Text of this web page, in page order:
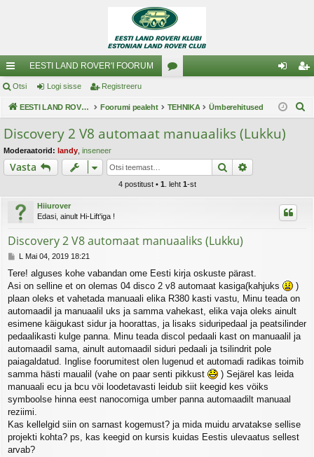
iirl
in
gi
d
EESTI LAND ROVER'I FOORUM
ru i
si
ist
Otsi Logi sisse Registreeru
EESTI LAND ROVER'I FOORUM Foorumi pealeht TEHNIKA Ümberehitused
Discovery 2 V8 automaat manuaaliks (Lukku)
Moderaatorid: landy inseneer
Vasta Otsi
4 postitust • 1 . leht 1-st
Hiiurover
Edasi, ainult Hi-Lift'iga !
Discovery 2 V8 automaat manuaaliks (Lukku)
P
s
t
i
t
u
s
L Mai 04, 2019 18:21
Tere! alguses kohe vabandan ome Eesti kirja oskuste pärast.
Asi on selline et on olemas 04 disco 2 v8 automaat kasiga(kahjuks
)
plaan oleks et vahetada manuaali elika R380 kasti vastu, Minu teada on
automaadil ja manuaalil uks ja samma vahekast, elika vaja oleks ainult
esimene käigukast sidur ja hoorattas, ja lisaks siduripedaal ja peatsilinder
pedaalikasti kulge panna. Minu teada discol pedaali kast on manuaalil ja
automaadil sama, ainult automaadil siduri pedaali ja tsilindrit pole
paiagaldatud. Inglise foorumitest olen lugenud et automadi radikas toimib
samma hästi maualil (vahe on paar senti pikkust
) Sejärel kas leida
manuaali ecu ja bcu vöi loodetavasti leidub siit keegid kes vöiks
symboolse hinna eest nanocomiga umber panna automaadilt manuaal
reziimi.
Kas kellelgid siin on sarnast kogemust? ja mida muidu arvatakse sellise
projekti kohta? ps, kas keegid on kursis kuidas Eestis ulevaatus sellest
arvab?